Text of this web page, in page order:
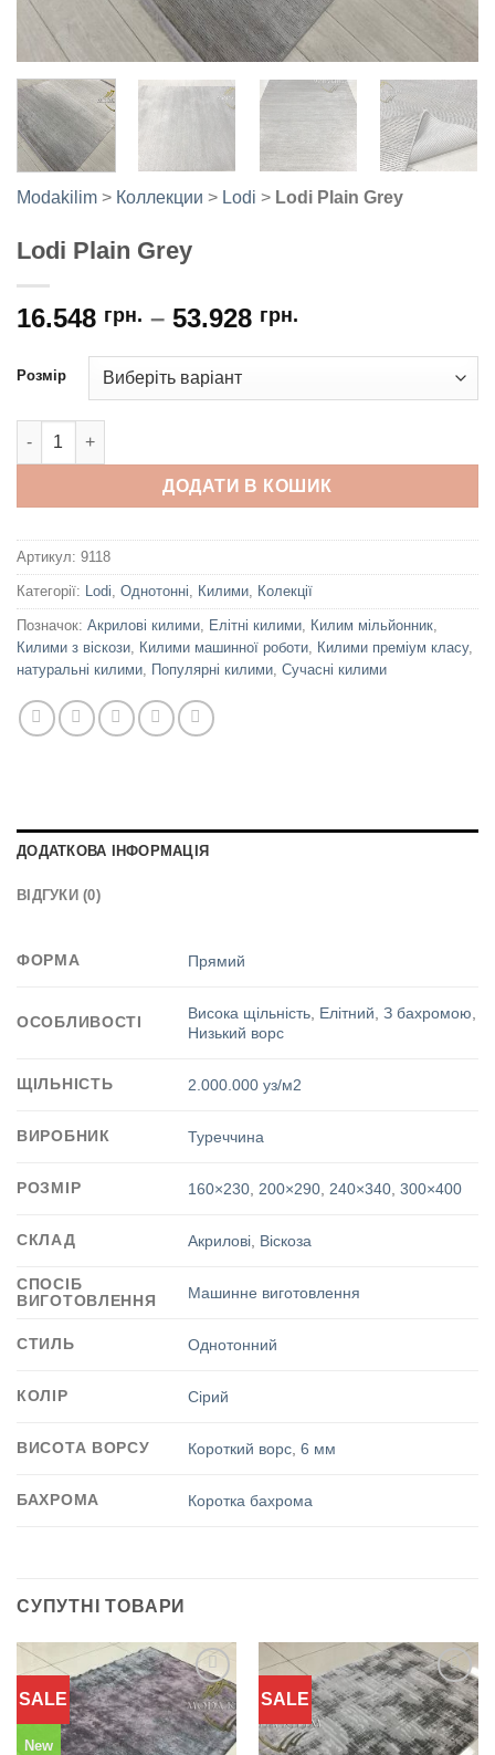
Modakilim > Коллекции > Lodi > Lodi Plain Grey
Lodi Plain Grey
16.548 грн. – 53.928 грн.
Розмір
Lodi Plain Grey кількість
ДОДАТИ В КОШИК
Артикул: 9118
Категорії: Lodi Однотонні Килими Колекції
Позначок: Акрилові килими Елітні килими Килим мільйонник
Килими з віскози Килими машинної роботи Килими преміум класу,
натуральні килими Популярні килими Сучасні килими
ДОДАТКОВА ІНФОРМАЦІЯ
ВІДГУКИ (0)
ФОРМА Прямий
ОСОБЛИВОСТІ Висока щільність Елітний ,З бахромою
Низький ворс
ЩІЛЬНІСТЬ 2.000.000 уз/м2
ВИРОБНИК Туреччина
РОЗМІР 160×230 200×290 240×340 ,300×400
СКЛАД Акрилові Віскоза
СПОСІБ
ВИГОТОВЛЕННЯ
Машинне виготовлення
СТИЛЬ Однотонний
КОЛІР Сірий
ВИСОТА ВОРСУ Короткий ворс ,6 мм
БАХРОМА Коротка бахрома
СУПУТНІ ТОВАРИ
SALE
New
Додати
до
обраного
SALE
Додати
до
обраного